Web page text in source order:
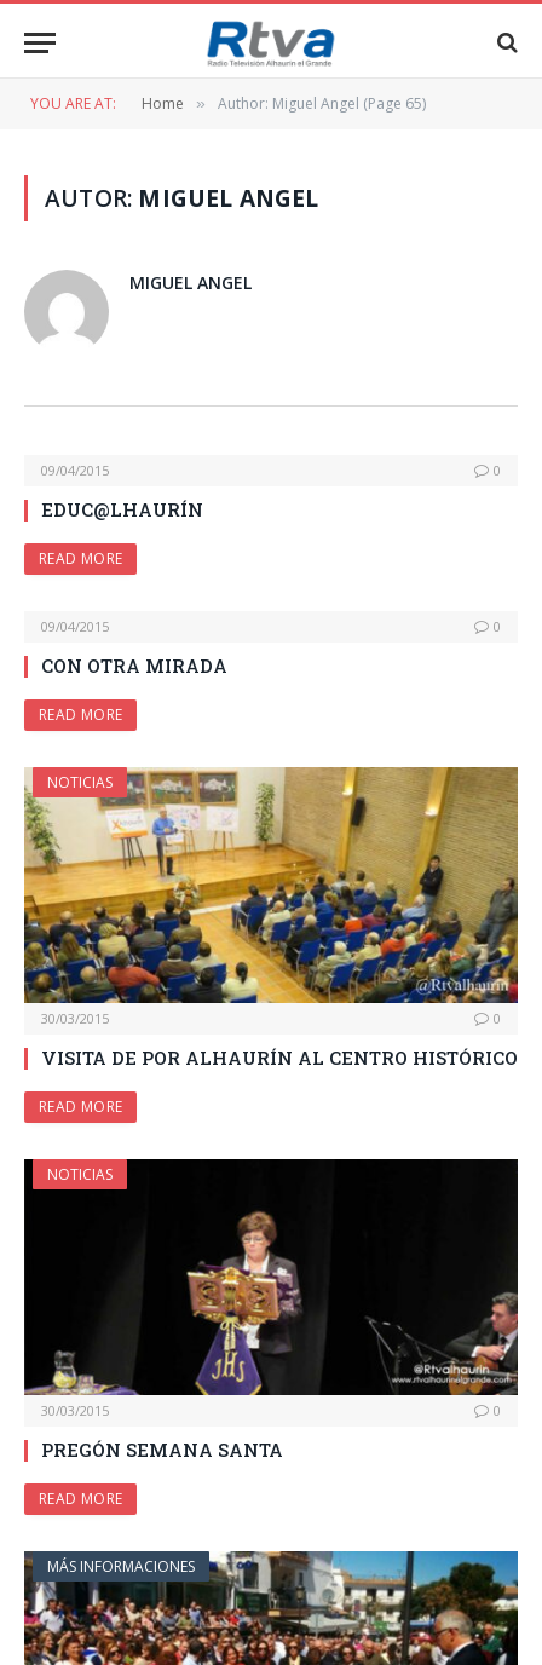
YOU ARE AT: Home » Author: Miguel Angel (Page 65)
AUTOR: MIGUEL ANGEL
MIGUEL ANGEL
09/04/2015 0
EDUC@LHAURÍN
READ MORE
09/04/2015 0
CON OTRA MIRADA
READ MORE
NOTICIAS
30/03/2015 0
VISITA DE POR ALHAURÍN AL CENTRO HISTÓRICO
READ MORE
NOTICIAS
30/03/2015 0
PREGÓN SEMANA SANTA
READ MORE
MÁS INFORMACIONES